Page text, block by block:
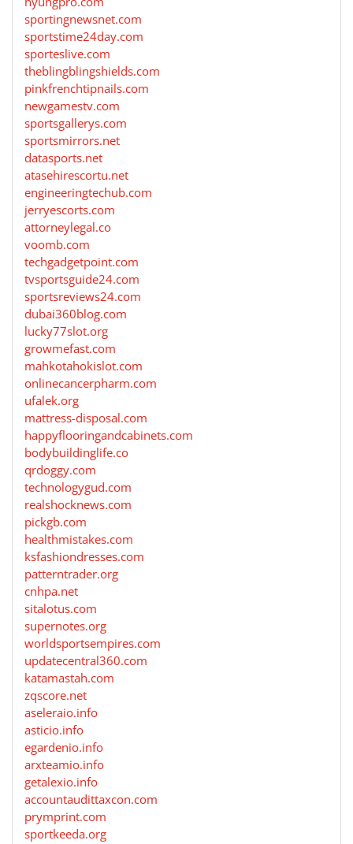
sportingnewsnet.com
sportstime24day.com
sporteslive.com
theblingblingshields.com
pinkfrenchtipnails.com
newgamestv.com
sportsgallerys.com
sportsmirrors.net
datasports.net
atasehirescortu.net
engineeringtechub.com
jerryescorts.com
attorneylegal.co
voomb.com
techgadgetpoint.com
tvsportsguide24.com
sportsreviews24.com
dubai360blog.com
lucky77slot.org
growmefast.com
mahkotahokislot.com
onlinecancerpharm.com
ufalek.org
mattress-disposal.com
happyflooringandcabinets.com
bodybuildinglife.co
qrdoggy.com
technologygud.com
realshocknews.com
pickgb.com
healthmistakes.com
ksfashiondresses.com
patterntrader.org
cnhpa.net
sitalotus.com
supernotes.org
worldsportsempires.com
updatecentral360.com
katamastah.com
zqscore.net
aseleraio.info
asticio.info
egardenio.info
arxteamio.info
getalexio.info
accountaudittaxcon.com
prymprint.com
sportkeeda.org